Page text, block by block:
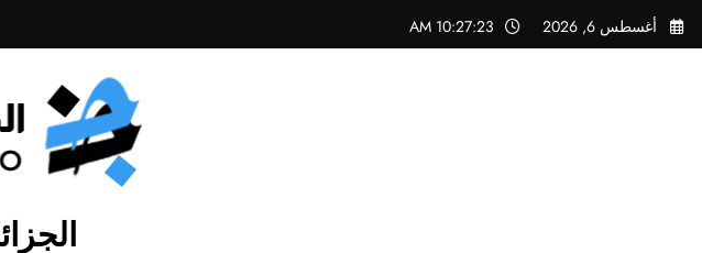
التجاوز
إلى
أغسطس 6, 2026 10:27:24 AM